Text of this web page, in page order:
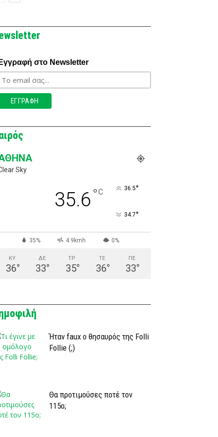
στο Newsletter
Sky
35.6°C 36.5°
34.7°
35% 4.9kmh 0%
ΚΥ
36°
ΔΕ
33°
ΤΡ
35°
ΤΕ
36°
ΠΕ
33°
Ήταν faux ο θησαυρός της Folli
Follie (;)
Θα προτιμούσες ποτέ τον
115ο;